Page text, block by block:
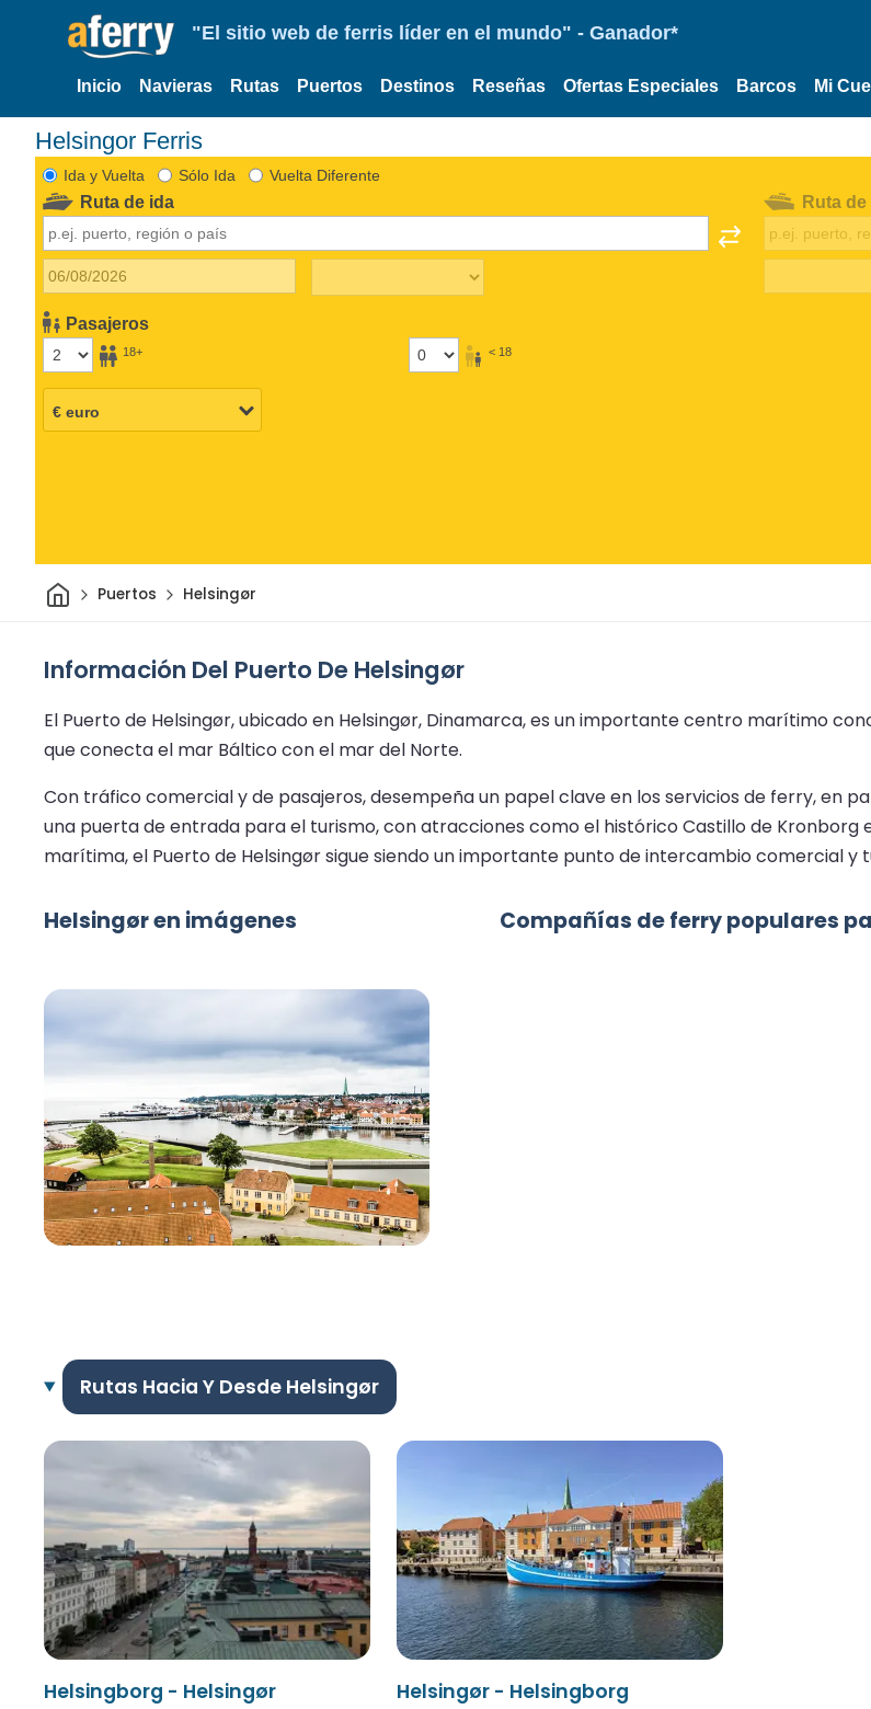
"El sitio web de ferris líder en el mundo" - Ganador*
Inicio Navieras Rutas Puertos Destinos Reseñas Ofertas Especiales Barcos Mi
Helsingor Ferris
Ida y Vuelta Sólo Ida Vuelta Diferente
Ruta de ida
Pasajeros
18+ < 18
Ruta
InicioPuertos Helsingør
Información Del Puerto De Helsingør
El Puerto de Helsingør, ubicado en Helsingør, Dinamarca, es un importante centro marítimo
que conecta el mar Báltico con el mar del Norte.
Con tráfico comercial y de pasajeros, desempeña un papel clave en los servicios de ferry, en
una puerta de entrada para el turismo, con atracciones como el histórico Castillo de Kronborg
marítima, el Puerto de Helsingør sigue siendo un importante punto de intercambio comercial y
Helsingør en imágenes Compañías de ferry populares
Rutas Hacia Y Desde Helsingør
Helsingborg - Helsingør Helsingør - Helsingborg